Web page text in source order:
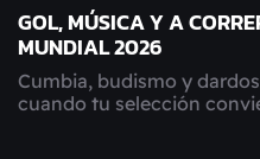
GOL, MÚSICA Y A
MUNDIAL 2026
Cumbia, budismo y
cuando tu selección